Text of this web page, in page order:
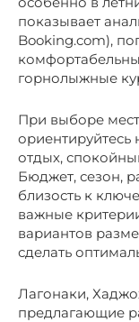
показывает
Booking.com),
горнолыжные
При выборе
ориентируйтесь
отдых,
Бюджет, сезон,
близость к
важные
вариантов
сделать
Лагонаки,
предлагающие